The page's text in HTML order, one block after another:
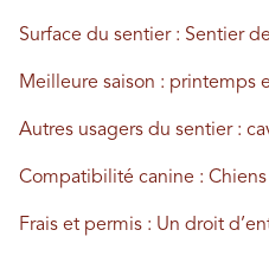
Surface du sentier : Sentier
Meilleure saison : printemps
Autres usagers du sentier :
Compatibilité canine : Chiens
Frais et permis : Un droit